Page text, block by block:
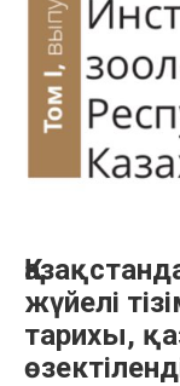
жүйелі
тарихы,